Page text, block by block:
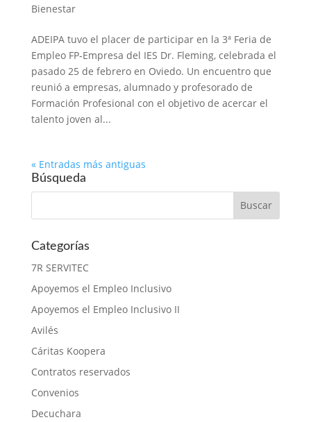
Bienestar
ADEIPA tuvo el placer de participar en la 3ª Feria de
Empleo FP‑Empresa del IES Dr. Fleming, celebrada el
pasado 25 de febrero en Oviedo. Un encuentro que
reunió a empresas, alumnado y profesorado de
Formación Profesional con el objetivo de acercar el
talento joven al...
« Entradas más antiguas
Búsqueda
Categorías
7R SERVITEC
Apoyemos el Empleo Inclusivo
Apoyemos el Empleo Inclusivo II
Avilés
Cáritas Koopera
Contratos reservados
Convenios
Decuchara